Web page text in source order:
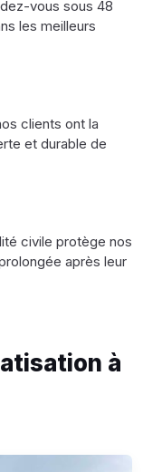
vous sous 48
les meilleurs
clients ont la
et durable de
civile protège nos
après leur
à